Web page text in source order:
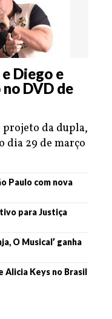
Diego e
DVD de
projeto da dupla,
dia 29 de março
Paulo com nova
para Justiça
O Musical’ ganha
Alicia Keys no Brasil